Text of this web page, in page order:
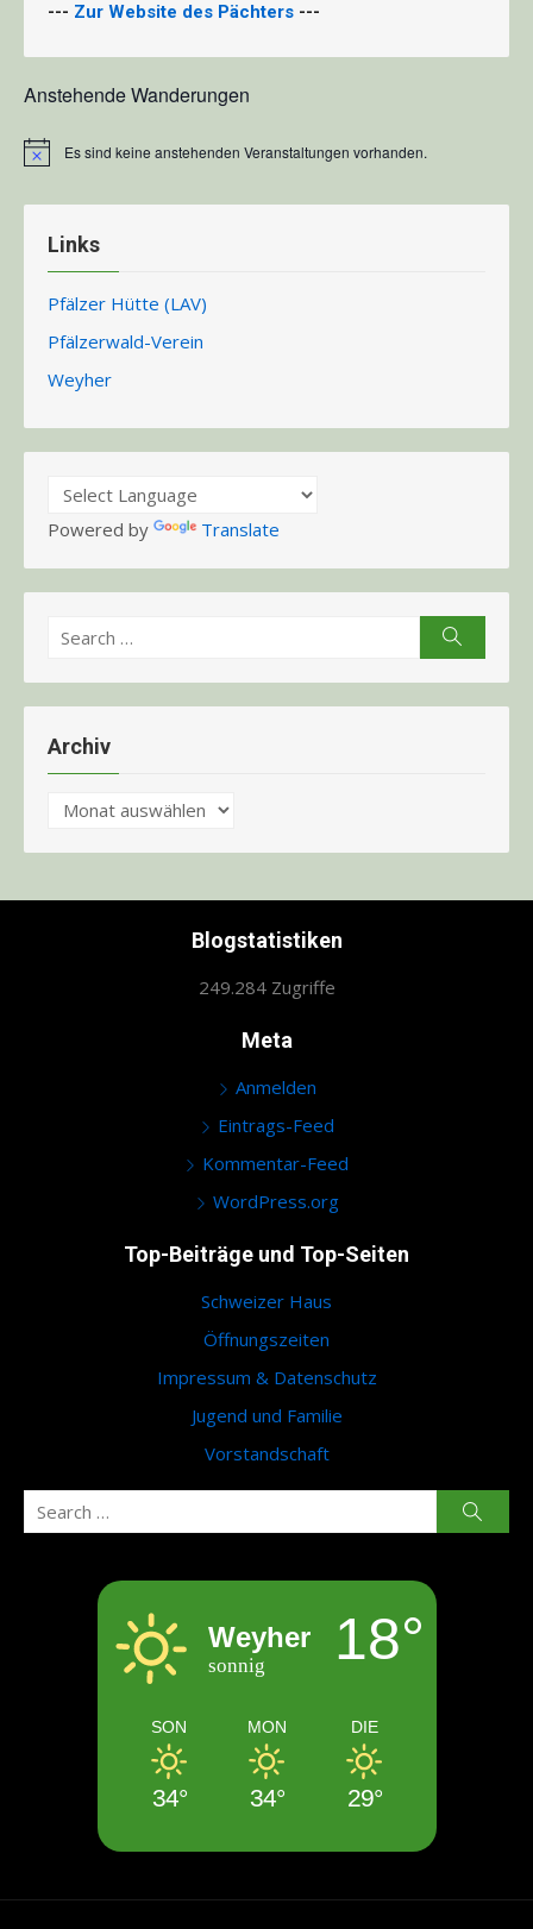
--- Zur Website des Pächters ---
Anstehende Wanderungen
HinweisEs sind keine anstehenden Veranstaltungen vorhanden.
Links
Pfälzer Hütte (LAV)
Pfälzerwald-Verein
Weyher
Powered by Translate
Search
Archiv
Archiv
Blogstatistiken
249.284 Zugriffe
Meta
Anmelden
Eintrags-Feed
Kommentar-Feed
WordPress.org
Top-Beiträge und Top-Seiten
Schweizer Haus
Öffnungszeiten
Impressum & Datenschutz
Jugend und Familie
Vorstandschaft
for:
Weyher
sonnig 18°
SON
34°
MON
34°
DIE
29°